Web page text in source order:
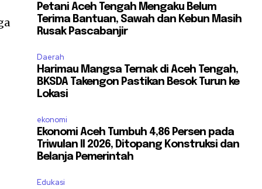
Petani Aceh Tengah Mengaku Belum
Terima Bantuan, Sawah dan Kebun Masih
Rusak Pascabanjir
Daerah
Harimau Mangsa Ternak di Aceh Tengah,
BKSDA Takengon Pastikan Besok Turun ke
Lokasi
ekonomi
Ekonomi Aceh Tumbuh 4,86 Persen pada
Triwulan II 2026, Ditopang Konstruksi dan
Belanja Pemerintah
Edukasi